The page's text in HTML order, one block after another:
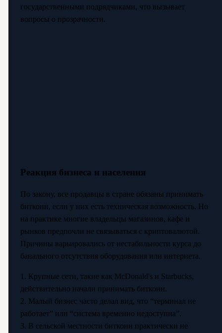
государственными подрядчиками, что вызывает
вопросы о прозрачности.
Реакция бизнеса и населения
По закону, все продавцы в стране обязаны принимать
биткоин, если у них есть техническая возможность. Но
на практике многие владельцы магазинов, кафе и
рынков предпочли не связываться с криптовалютой.
Причины варьировались от нестабильности курса до
банального отсутствия оборудования или интернета.
1. Крупные сети, такие как McDonald's и Starbucks,
действительно начали принимать биткоин.
2. Малый бизнес часто делал вид, что “терминал не
работает” или “система временно недоступна”.
3. В сельской местности биткоин практически не